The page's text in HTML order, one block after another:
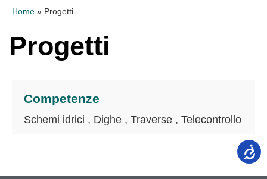
Home » Progetti
Progetti
Competenze
Schemi idrici , Dighe , Traverse , Telecontrollo